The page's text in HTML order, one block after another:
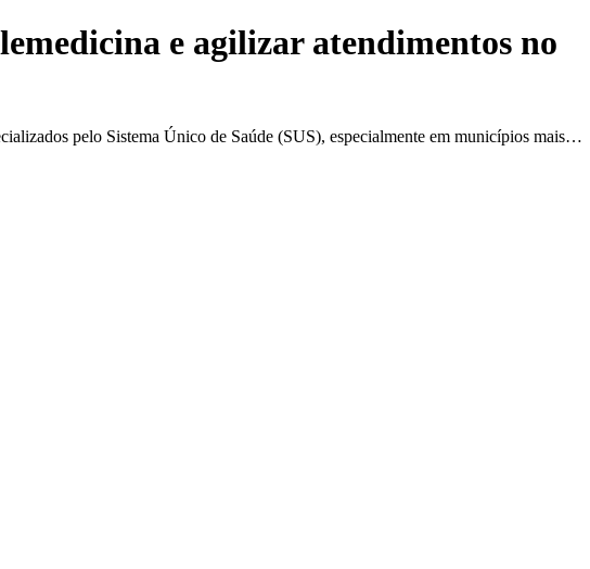
e agilizar atendimentos no
pelo Sistema Único de Saúde (SUS), especialmente em municípios mais…